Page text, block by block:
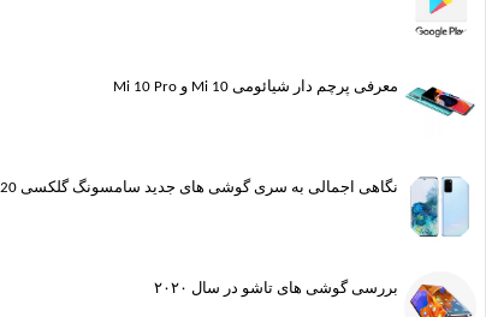
معرفی پرچم دار شیائومی Mi 10 و Mi 10 Pro
نگاهی اجمالی به سری گوشی های جدید سامسونگ گلکسی S20
بررسی گوشی های تاشو در سال ۲۰۲۰